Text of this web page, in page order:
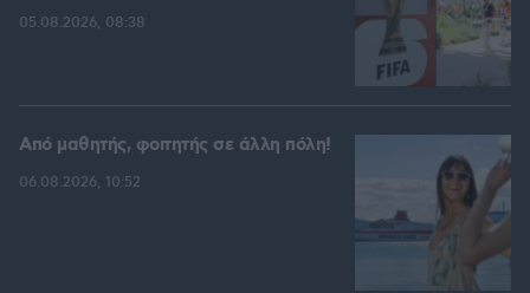
05.08.2026, 08:38
Από μαθητής, φοιτητής σε άλλη πόλη!
06.08.2026, 10:52